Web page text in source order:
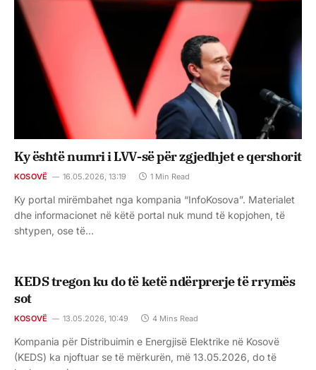
Ky është numri i LVV-së për zgjedhjet e qershorit
KOSOVË 16.05.2026, 13:19 1 Min Read
Ky portal mirëmbahet nga kompania “InfoKosova”. Materialet
dhe informacionet në këtë portal nuk mund të kopjohen, të
shtypen, ose të…
KEDS tregon ku do të ketë ndërprerje të rrymës
sot
KOSOVË 13.05.2026, 10:49 4 Mins Read
Kompania për Distribuimin e Energjisë Elektrike në Kosovë
(KEDS) ka njoftuar se të mërkurën, më 13.05.2026, do të